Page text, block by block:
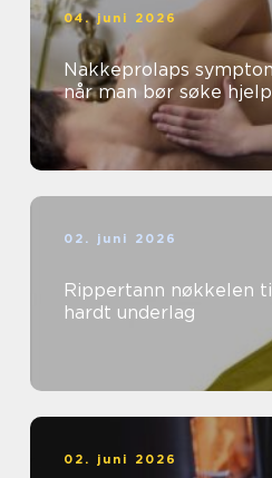
04. juni 2026
Nakkeprolaps symptomer, behandling og
når man bør søke hjelp
02. juni 2026
Rippertann nøkkelen til effektiv graving i
hardt underlag
02. juni 2026